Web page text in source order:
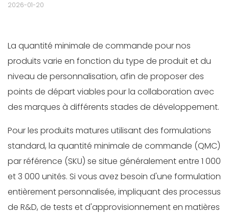
2026-01-20
La quantité minimale de commande pour nos
produits varie en fonction du type de produit et du
niveau de personnalisation, afin de proposer des
points de départ viables pour la collaboration avec
des marques à différents stades de développement.
Pour les produits matures utilisant des formulations
standard, la quantité minimale de commande (QMC)
par référence (SKU) se situe généralement entre 1 000
et 3 000 unités. Si vous avez besoin d'une formulation
entièrement personnalisée, impliquant des processus
de R&D, de tests et d'approvisionnement en matières